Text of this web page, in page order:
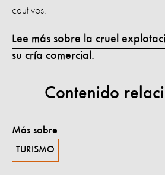
cautivos.
Lee más sobre la cruel
su cría comercial.
Contenido
Más sobre
TURISMO